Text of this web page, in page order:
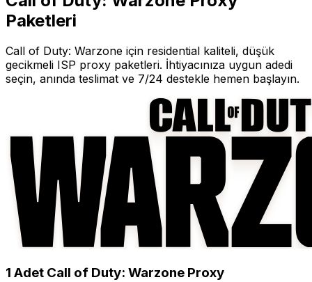
Paketleri
Call of Duty: Warzone için residential kaliteli, düşük
gecikmeli ISP proxy paketleri. İhtiyacınıza uygun adedi
seçin, anında teslimat ve 7/24 destekle hemen başlayın.
1 Adet Call of Duty: Warzone Proxy